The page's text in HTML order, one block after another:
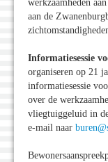
werkzaamheden
aan de
Informatiesessie
organiseren op 21
informatiesessie
over de
vliegtuiggeluid in
e-mail naar